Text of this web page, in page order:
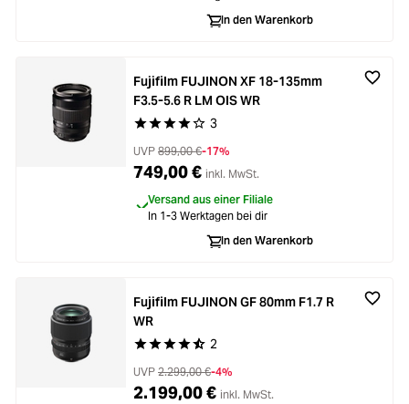
In den Warenkorb
Durchschnittliche Bewertung von 4 von 5
3
Fujifilm FUJINON XF 18-135mm
F3.5-5.6 R LM OIS WR
UVP 899,00 €-17%
749,00 € inkl. MwSt.
Versand aus einer Filiale
In 1-3 Werktagen bei dir
In den Warenkorb
Durchschnittliche Bewertung von 4.9 von 5
2
Fujifilm FUJINON GF 80mm F1.7 R
WR
UVP 2.299,00 €-4%
2.199,00 € inkl. MwSt.